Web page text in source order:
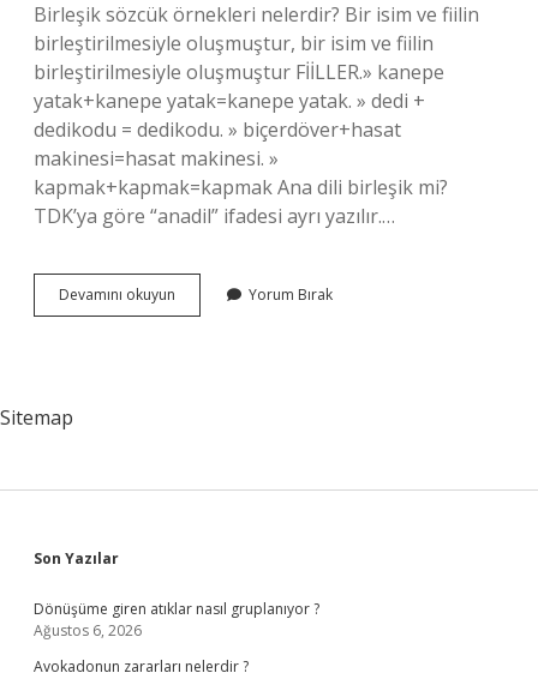
Birleşik sözcük örnekleri nelerdir? Bir isim ve fiilin
birleştirilmesiyle oluşmuştur, bir isim ve fiilin
birleştirilmesiyle oluşmuştur FİİLLER.» kanepe
yatak+kanepe yatak=kanepe yatak. » dedi +
dedikodu = dedikodu. » biçerdöver+hasat
makinesi=hasat makinesi. »
kapmak+kapmak=kapmak Ana dili birleşik mi?
TDK’ya göre “anadil” ifadesi ayrı yazılır.…
Devamını okuyun
Yol
Yorum Bırak
Sitemap
Sidebar
Son Yazılar
Dönüşüme giren atıklar nasıl gruplanıyor ?
Ağustos 6, 2026
Avokadonun zararları nelerdir ?